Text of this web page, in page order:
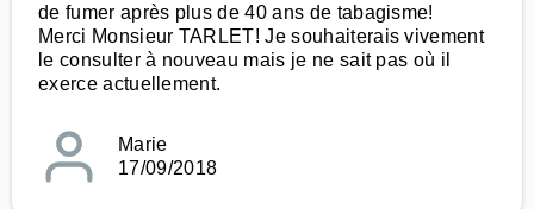
de fumer après plus de 40 ans de tabagisme!
Merci Monsieur TARLET! Je souhaiterais vivement
le consulter à nouveau mais je ne sait pas où il
exerce actuellement.
Marie
17/09/2018